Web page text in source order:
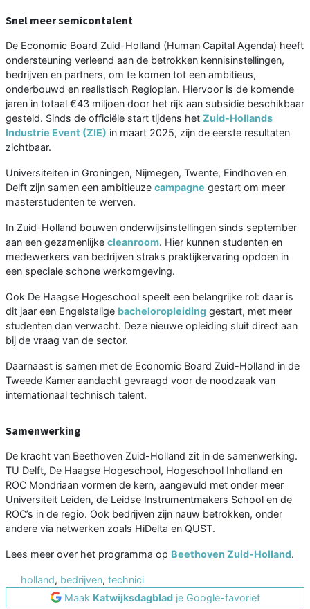
Snel meer semicontalent
De Economic Board Zuid-Holland (Human Capital Agenda) heeft
ondersteuning verleend aan de betrokken kennisinstellingen,
bedrijven en partners, om te komen tot een ambitieus,
onderbouwd en realistisch Regioplan. Hiervoor is de komende
jaren in totaal €43 miljoen door het rijk aan subsidie beschikbaar
gesteld. Sinds de officiële start tijdens het Zuid-Hollands
Industrie Event (ZIE) in maart 2025, zijn de eerste resultaten
zichtbaar.
Universiteiten in Groningen, Nijmegen, Twente, Eindhoven en
Delft zijn samen een ambitieuze campagne gestart om meer
masterstudenten te werven.
In Zuid-Holland bouwen onderwijsinstellingen sinds september
aan een gezamenlijke cleanroom. Hier kunnen studenten en
medewerkers van bedrijven straks praktijkervaring opdoen in
een speciale schone werkomgeving.
Ook De Haagse Hogeschool speelt een belangrijke rol: daar is
dit jaar een Engelstalige bacheloropleiding gestart, met meer
studenten dan verwacht. Deze nieuwe opleiding sluit direct aan
bij de vraag van de sector.
Daarnaast is samen met de Economic Board Zuid-Holland in de
Tweede Kamer aandacht gevraagd voor de noodzaak van
internationaal technisch talent.
Samenwerking
De kracht van Beethoven Zuid-Holland zit in de samenwerking.
TU Delft, De Haagse Hogeschool, Hogeschool Inholland en
ROC Mondriaan vormen de kern, aangevuld met onder meer
Universiteit Leiden, de Leidse Instrumentmakers School en de
ROC’s in de regio. Ook bedrijven zijn nauw betrokken, onder
andere via netwerken zoals HiDelta en QUST.
Lees meer over het programma op Beethoven Zuid-Holland.
holland, bedrijven, technici
Maak Katwijksdagbladje Google-favoriet